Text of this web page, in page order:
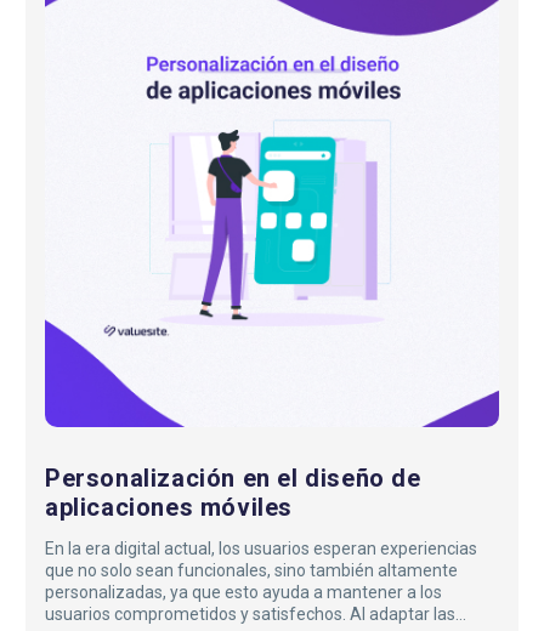
diseño
aplicaciones
móviles
Personalización en el diseño de
aplicaciones móviles
En la era digital actual, los usuarios esperan experiencias
que no solo sean funcionales, sino también altamente
personalizadas, ya que esto ayuda a mantener a los
usuarios comprometidos y satisfechos. Al adaptar las